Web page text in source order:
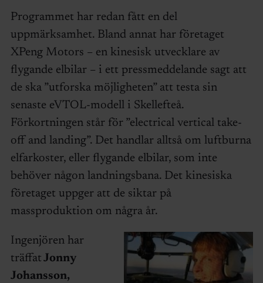
Programmet har redan fått en del
uppmärksamhet. Bland annat har företaget
XPeng Motors – en kinesisk utvecklare av
flygande elbilar – i ett pressmeddelande sagt att
de ska ”utforska möjligheten” att testa sin
senaste eVTOL-modell i Skellefteå.
Förkortningen står för ”electrical vertical take-
off and landing”. Det handlar alltså om luftburna
elfarkoster, eller flygande elbilar, som inte
behöver någon landningsbana. Det kinesiska
företaget uppger att de siktar på
massproduktion om några år.
Ingenjören har
träffat Jonny
Johansson,